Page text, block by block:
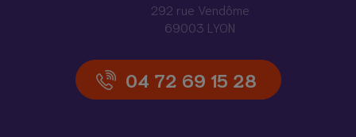
292 rue Vendôme
69003 LYON
04 72 69 15 28